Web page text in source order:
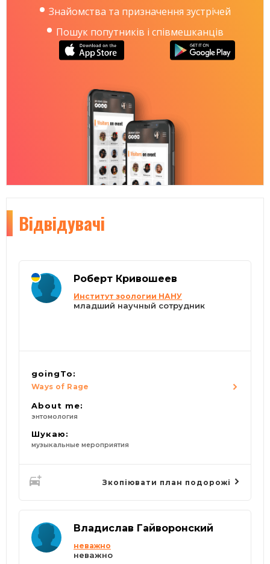
Знайомства та призначення зустрічей
Пошук попутників і співмешканців
Відвідувачі
Роберт Кривошеев
Институт зоологии НАНУ
младший научный сотрудник
goingTo:
Ways of Rage
About me:
энтомология
Шукаю:
музыкальные мероприятия
Зкопіювати план подорожі
Владислав Гайворонский
неважно
неважно